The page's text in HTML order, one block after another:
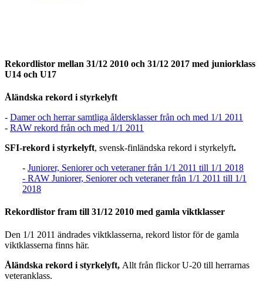
Rekordlistor mellan 31/12 2010 och 31/12 2017 med juniorklass
U14 och U17
Åländska rekord i styrkelyft
- Damer och herrar samtliga åldersklasser från och med 1/1 2011
- RAW rekord från och med 1/1 2011
SFI-rekord i styrkelyft, svensk-finländska rekord i styrkelyft.
- Juniorer, Seniorer och veteraner från 1/1 2011 till 1/1 2018
- RAW Juniorer, Seniorer och veteraner från 1/1 2011 till 1/1
2018
Rekordlistor fram till 31/12 2010 med gamla viktklasser
Den 1/1 2011 ändrades viktklasserna, rekord listor för de gamla
viktklasserna finns här.
Åländska rekord i styrkelyft, Allt från flickor U-20 till herrarnas
veteranklass.